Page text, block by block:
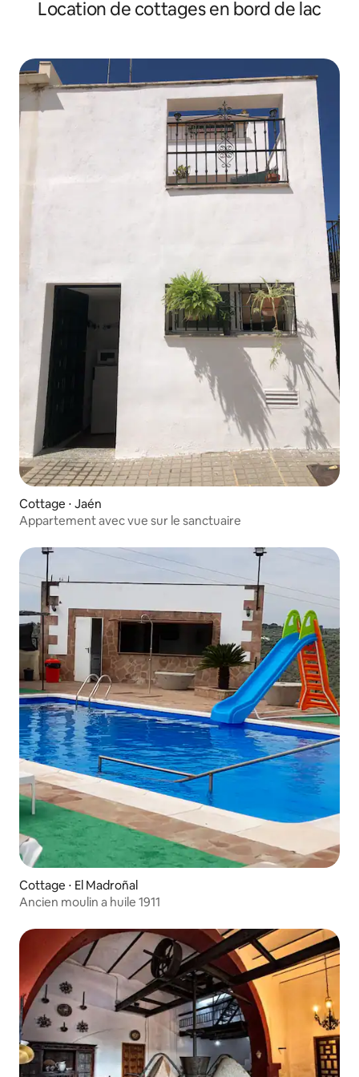
Location de cottages en bord de lac
Cottage ⋅ Jaén
Appartement avec vue sur le sanctuaire
Cottage ⋅ El Madroñal
Ancien moulin a huile 1911